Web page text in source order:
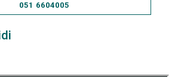
051 6604005